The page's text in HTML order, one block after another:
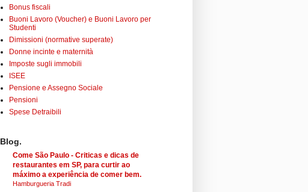
Bonus fiscali
Buoni Lavoro (Voucher) e Buoni Lavoro per
Studenti
Dimissioni (normative superate)
Donne incinte e maternità
Imposte sugli immobili
ISEE
Pensione e Assegno Sociale
Pensioni
Spese Detraibili
Blog.
Come São Paulo - Criticas e dicas de
restaurantes em SP, para curtir ao
máximo a experiência de comer bem.
Hamburgueria Tradi